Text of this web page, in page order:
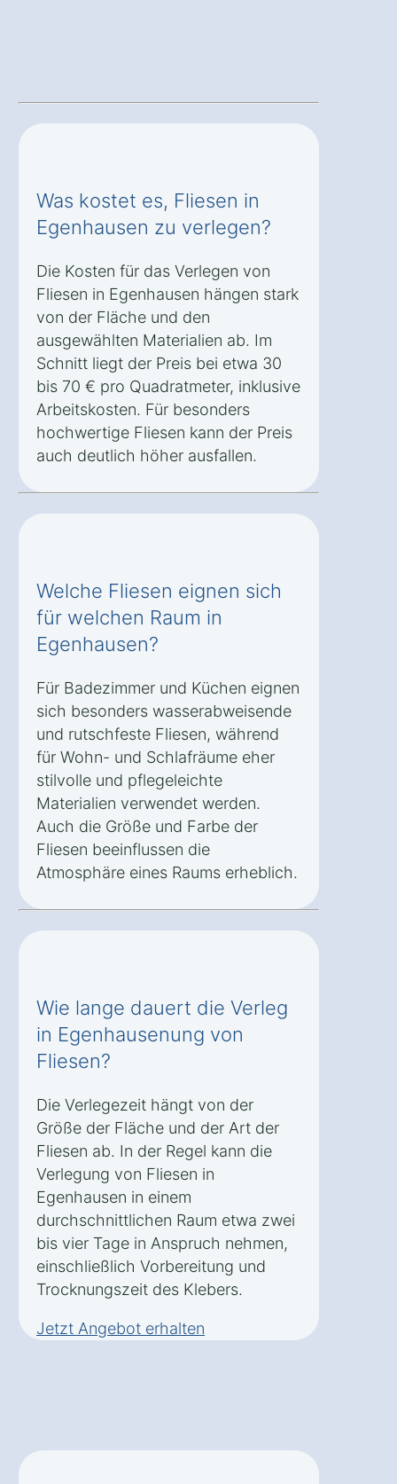
Was kostet es, Fliesen in
Egenhausen zu verlegen?
Die Kosten für das Verlegen von
Fliesen in Egenhausen hängen stark
von der Fläche und den
ausgewählten Materialien ab. Im
Schnitt liegt der Preis bei etwa 30
bis 70 € pro Quadratmeter, inklusive
Arbeitskosten. Für besonders
hochwertige Fliesen kann der Preis
auch deutlich höher ausfallen.
Welche Fliesen eignen sich
für welchen Raum in
Egenhausen?
Für Badezimmer und Küchen eignen
sich besonders wasserabweisende
und rutschfeste Fliesen, während
für Wohn- und Schlafräume eher
stilvolle und pflegeleichte
Materialien verwendet werden.
Auch die Größe und Farbe der
Fliesen beeinflussen die
Atmosphäre eines Raums erheblich.
Wie lange dauert die Verleg
in Egenhausenung von
Fliesen?
Die Verlegezeit hängt von der
Größe der Fläche und der Art der
Fliesen ab. In der Regel kann die
Verlegung von Fliesen in
Egenhausen in einem
durchschnittlichen Raum etwa zwei
bis vier Tage in Anspruch nehmen,
einschließlich Vorbereitung und
Trocknungszeit des Klebers.
Jetzt Angebot erhalten